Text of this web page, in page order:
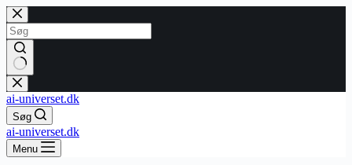
Fortsæt
til
indhold
Ingen
resultater
ai-universet.dk
Søg
ai-universet.dk
Menu